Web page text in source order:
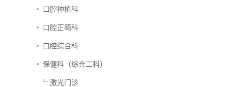
口腔种植科
口腔正畸科
口腔综合科
保健科（综合二科）
﹂激光门诊